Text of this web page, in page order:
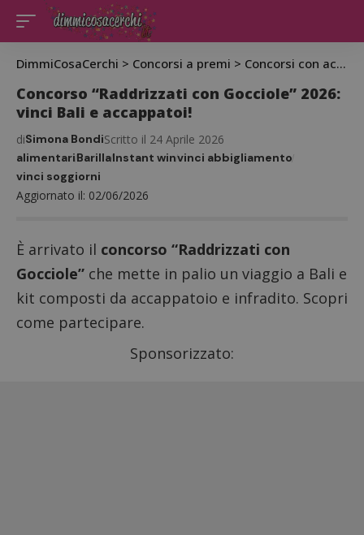
DimmiCosaCerchi > Concorsi a premi > Concorsi con acquisto
Concorso “Raddrizzati con Gocciole” 2026:
vinci Bali e accappatoi!
Aggiornato il: 02/06/2026
diSimona BondiScritto il 24 Aprile 2026
alimentariBarillaInstant winvinci abbigliamento
vinci soggiorni
È arrivato il concorso “Raddrizzati con
Gocciole” che mette in palio un viaggio a Bali e
kit composti da accappatoio e infradito. Scopri
come partecipare.
Sponsorizzato: